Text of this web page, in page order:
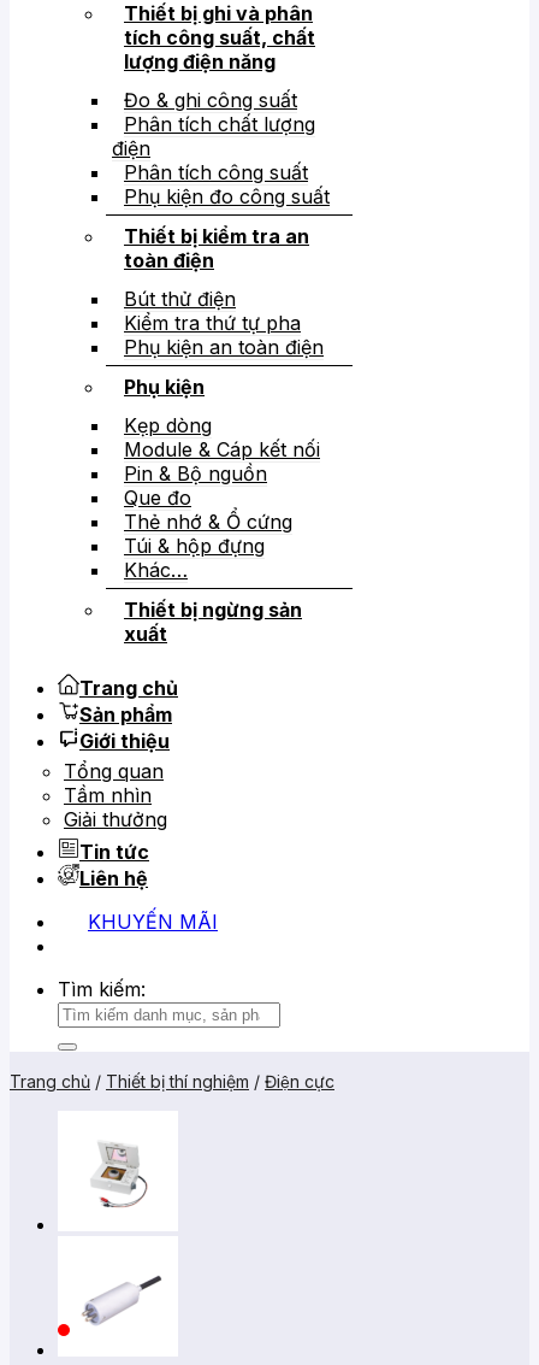
Thiết bị ghi và phân
tích công suất, chất
lượng điện năng
Đo & ghi công suất
Phân tích chất lượng
điện
Phân tích công suất
Phụ kiện đo công suất
Thiết bị kiểm tra an
toàn điện
Bút thử điện
Kiểm tra thứ tự pha
Phụ kiện an toàn điện
Phụ kiện
Kẹp dòng
Module & Cáp kết nối
Pin & Bộ nguồn
Que đo
Thẻ nhớ & Ổ cứng
Túi & hộp đựng
Khác…
Thiết bị ngừng sản
xuất
Trang chủ
Sản phẩm
Giới thiệu
Tổng quan
Tầm nhìn
Giải thưởng
Tin tức
Liên hệ
KHUYẾN MÃI
Tìm kiếm:
Trang chủ / Thiết bị thí nghiệm / Điện cực